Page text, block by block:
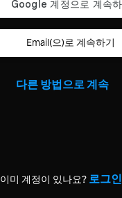
Email(으)로 계속하기
다른 방법으로 계속
이미 계정이 있나요? 로그인